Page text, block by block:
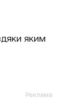
яким
Реклама